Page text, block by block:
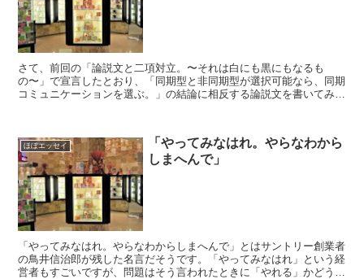
さて、前回の「論説文と二項対立。〜それは白にも黒にもなるも
の〜」で宣言したとおり、「同期型と非同期型が選択可能なら、同期
コミュニケーションを選ぶ。」の結論に相反する論説文を書いてみま
ほぼエッセイ
「やってみなはれ。やらなわから
しまへんで」
「やってみなはれ。やらなわからしまへんで」とはサントリー創業者
の鳥井信治郎が残した名言だそうです。「やってみなはれ」という経
営者もすごいですが、問題はそう言われたときに「やれる」かどうか